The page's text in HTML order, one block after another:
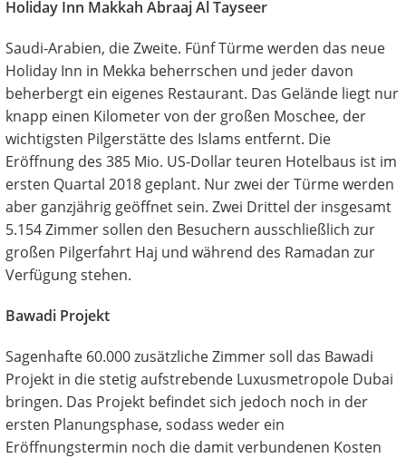
Holiday Inn Makkah Abraaj Al Tayseer
Saudi-Arabien, die Zweite. Fünf Türme werden das neue
Holiday Inn in Mekka beherrschen und jeder davon
beherbergt ein eigenes Restaurant. Das Gelände liegt nur
knapp einen Kilometer von der großen Moschee, der
wichtigsten Pilgerstätte des Islams entfernt. Die
Eröffnung des 385 Mio. US-Dollar teuren Hotelbaus ist im
ersten Quartal 2018 geplant. Nur zwei der Türme werden
aber ganzjährig geöffnet sein. Zwei Drittel der insgesamt
5.154 Zimmer sollen den Besuchern ausschließlich zur
großen Pilgerfahrt Haj und während des Ramadan zur
Verfügung stehen.
Bawadi Projekt
Sagenhafte 60.000 zusätzliche Zimmer soll das Bawadi
Projekt in die stetig aufstrebende Luxusmetropole Dubai
bringen. Das Projekt befindet sich jedoch noch in der
ersten Planungsphase, sodass weder ein
Eröffnungstermin noch die damit verbundenen Kosten